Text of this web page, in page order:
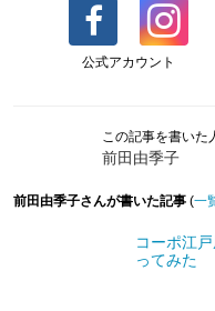
公式アカウント
この記事を書いた
前田由季子
前田由季子さんが書いた記事 (一
コーポ江
ってみた